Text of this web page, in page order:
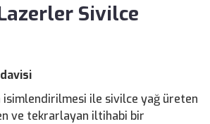
Sivilce
isimlendirilmesi ile sivilce yağ üreten
ve tekrarlayan iltihabi bir